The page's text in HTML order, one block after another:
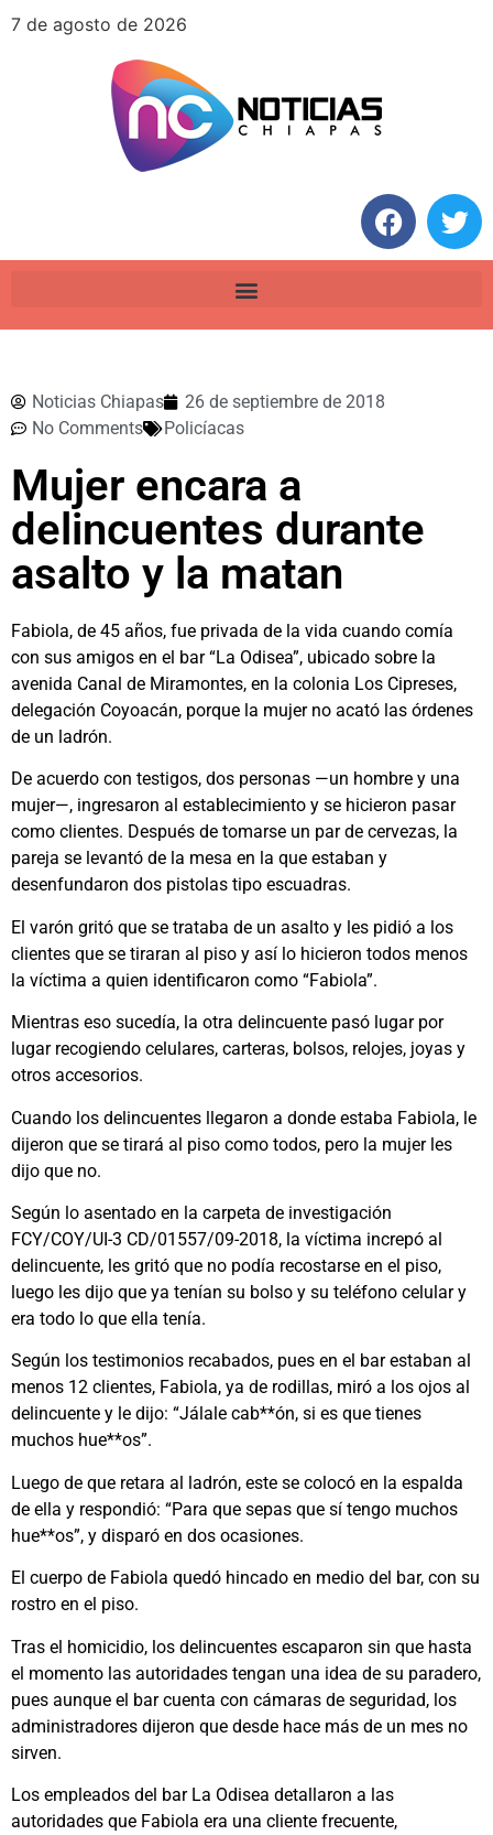
7 de agosto de 2026
Noticias Chiapas
26 de septiembre de 2018
No Comments
Policíacas
Mujer encara a
delincuentes durante
asalto y la matan
Fabiola, de 45 años, fue privada de la vida cuando comía
con sus amigos en el bar “La Odisea”, ubicado sobre la
avenida Canal de Miramontes, en la colonia Los Cipreses,
delegación Coyoacán, porque la mujer no acató las órdenes
de un ladrón.
De acuerdo con testigos, dos personas —un hombre y una
mujer—, ingresaron al establecimiento y se hicieron pasar
como clientes. Después de tomarse un par de cervezas, la
pareja se levantó de la mesa en la que estaban y
desenfundaron dos pistolas tipo escuadras.
El varón gritó que se trataba de un asalto y les pidió a los
clientes que se tiraran al piso y así lo hicieron todos menos
la víctima a quien identificaron como “Fabiola”.
Mientras eso sucedía, la otra delincuente pasó lugar por
lugar recogiendo celulares, carteras, bolsos, relojes, joyas y
otros accesorios.
Cuando los delincuentes llegaron a donde estaba Fabiola, le
dijeron que se tirará al piso como todos, pero la mujer les
dijo que no.
Según lo asentado en la carpeta de investigación
FCY/COY/UI-3 CD/01557/09-2018, la víctima increpó al
delincuente, les gritó que no podía recostarse en el piso,
luego les dijo que ya tenían su bolso y su teléfono celular y
era todo lo que ella tenía.
Según los testimonios recabados, pues en el bar estaban al
menos 12 clientes, Fabiola, ya de rodillas, miró a los ojos al
delincuente y le dijo: “Jálale cab**ón, si es que tienes
muchos hue**os”.
Luego de que retara al ladrón, este se colocó en la espalda
de ella y respondió: “Para que sepas que sí tengo muchos
hue**os”, y disparó en dos ocasiones.
El cuerpo de Fabiola quedó hincado en medio del bar, con su
rostro en el piso.
Tras el homicidio, los delincuentes escaparon sin que hasta
el momento las autoridades tengan una idea de su paradero,
pues aunque el bar cuenta con cámaras de seguridad, los
administradores dijeron que desde hace más de un mes no
sirven.
Los empleados del bar La Odisea detallaron a las
autoridades que Fabiola era una cliente frecuente,